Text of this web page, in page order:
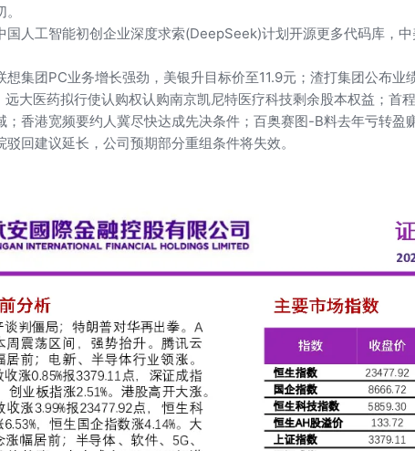
国人工智能初创企业深度求索(DeepSeek)计划开源更多代码库，
想集团PC业务增长强劲，美银升目标价至11.9元；渣打集团公布业
远大医药拟行使认购权认购南京凯尼特医疗科技剩余股本权益；首
；香港宽频要约人冀尽快达成先决条件；百奥赛图-B料去年亏转盈
驳回建议延长，公司预期部分重组条件将失效。
报3379.11点，深证成指涨1.82%，创业板指涨2.51%。港股高开大涨。恒
，恒生国企指数涨4.14%。大数据概念涨幅居前；半导体、软件、5G、
欧洲主要股指收盘涨跌不一。美国三大股指全线收跌，道指跌1.69%，标
“矿产换援助”的谈判陷入僵局，泽连斯基坚称任何协议都必须包含美国提
中国在科技、能源等多个战略性领域的投资。 ➢美乌“矿产换援助”的谈判
亿美元的要求，但泽连斯基坚称任何协议都必须包含美国提供军事安
限制中国在科技等多个战略性领域的投资。据悉特朗普政府还推动墨西哥
运征收费用。 ➢德国保守派联盟在默茨的率领下赢得周日大选，并且得票
党，默茨计划尽快组建执政联盟。 资料来源：彭博 XIN YONGAN
◆蜜雪冰城(2097)首日预计超额认购约近430倍：蜜雪冰城首日认购数
，市场超额认购数目为427.69倍；华盛证券显示为428.51倍。 ◆传卡游
述知情人士透露，中国集换式卡牌和收藏玩具公司卡游已重启香港首次公